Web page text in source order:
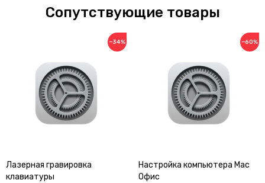
Сопутствующие товары
−34%
Лазерная гравировка
клавиатуры
−60%
Настройка компьютера Mac
Офис